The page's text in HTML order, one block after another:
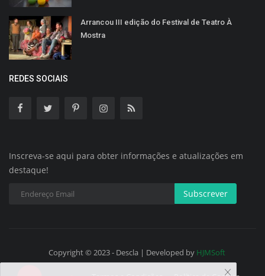
Arrancou III edição do Festival de Teatro À
Mostra
REDES SOCIAIS
Inscreva-se aqui para obter informações e atualizações em
destaque!
Subscrever
Copyright © 2023 - Descla | Developed by HJMSoft